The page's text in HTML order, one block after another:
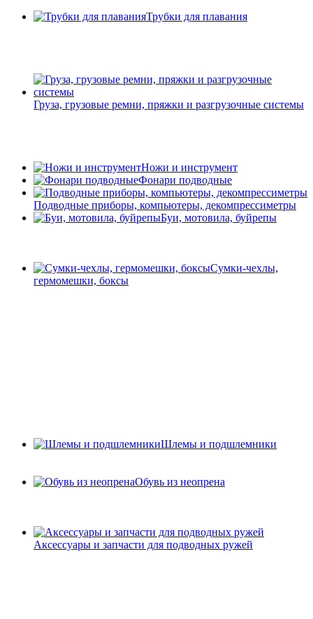
Трубки для плавания
Груза, грузовые ремни, пряжки и разгрузочные системы
Ножи и инструмент
Фонари подводные
Подводные приборы, компьютеры, декомпрессиметры
Буи, мотовила, буйрепы
Сумки-чехлы,
гермомешки, боксы
Шлемы и подшлемники
Обувь из неопрена
Аксессуары и запчасти для подводных ружей